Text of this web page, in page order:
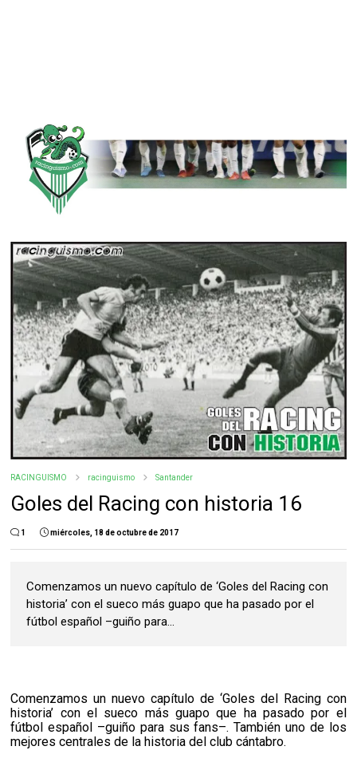
RACINGUISMO racinguismo Santander
Goles del Racing con historia 16
1 miércoles, 18 de octubre de 2017
Comenzamos un nuevo capítulo de ‘Goles del Racing con
historia’ con el sueco más guapo que ha pasado por el
fútbol español –guiño para...
Comenzamos un nuevo capítulo de ‘Goles del Racing con
historia’ con el sueco más guapo que ha pasado por el
fútbol español –guiño para sus fans–. También uno de los
mejores centrales de la historia del club cántabro.